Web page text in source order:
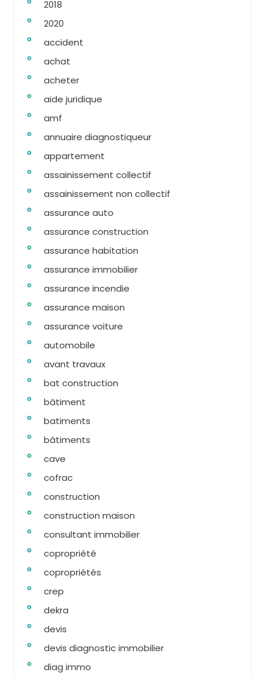
2018
2020
accident
achat
acheter
aide juridique
amf
annuaire diagnostiqueur
appartement
assainissement collectif
assainissement non collectif
assurance auto
assurance construction
assurance habitation
assurance immobilier
assurance incendie
assurance maison
assurance voiture
automobile
avant travaux
bat construction
bâtiment
batiments
bâtiments
cave
cofrac
construction
construction maison
consultant immobilier
copropriété
copropriétés
crep
dekra
devis
devis diagnostic immobilier
diag immo